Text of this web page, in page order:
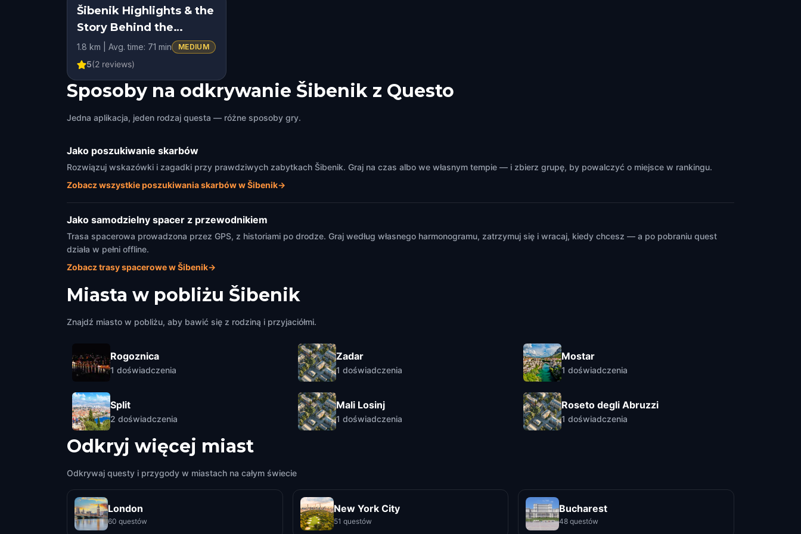
Šibenik Highlights & the
Story Behind the
Cathedral Faces
1.8 km | Avg. time: 71 min MEDIUM
5(2 reviews)
Sposoby na odkrywanie Šibenik z Questo
Jedna aplikacja, jeden rodzaj questa — różne sposoby gry.
Jako poszukiwanie skarbów
Rozwiązuj wskazówki i zagadki przy prawdziwych zabytkach Šibenik. Graj na czas albo we własnym tempie — i zbierz grupę, by powalczyć o miejsce w rankingu.
Zobacz wszystkie poszukiwania skarbów w Šibenik→
Jako samodzielny spacer z przewodnikiem
Trasa spacerowa prowadzona przez GPS, z historiami po drodze. Graj według własnego harmonogramu, zatrzymuj się i wracaj, kiedy chcesz — a po pobraniu quest
działa w pełni offline.
Zobacz trasy spacerowe w Šibenik→
Miasta w pobliżu Šibenik
Znajdź miasto w pobliżu, aby bawić się z rodziną i przyjaciółmi.
Rogoznica
1 doświadczenia
Split
2 doświadczenia
Zadar
1 doświadczenia
Mali Losinj
1 doświadczenia
Mostar
1 doświadczenia
Roseto degli Abruzzi
1 doświadczenia
Odkryj więcej miast
Odkrywaj questy i przygody w miastach na całym świecie
London
60 questów
New York City
51 questów
Bucharest
48 questów